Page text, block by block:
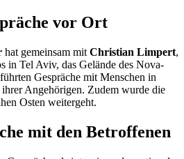
vor Ort
hat gemeinsam mit Christian Limpert,
in Tel Aviv, das Gelände des Nova-
Gespräche mit Menschen in
ihrer Angehörigen. Zudem wurde die
Osten weitergeht.
mit den Betroffenen